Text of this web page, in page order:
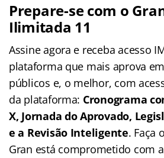
Prepare-se com o
Ilimitada 11
Assine agora e receba acesso
plataforma que mais aprova
públicos e, o melhor, com
da plataforma: Cronograma
X, Jornada do Aprovado,
e a Revisão Inteligente. Faça
Gran está comprometido com